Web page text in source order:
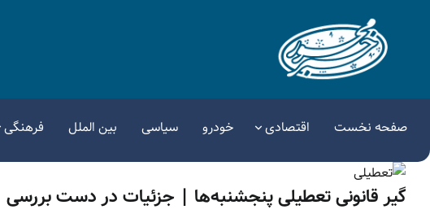
صفحه نخست اقتصادی خودرو سیاسی بین الملل فرهنگی
گیر قانونی تعطیلی پنجشنبه‌ها | جزئیات در دست بررسی